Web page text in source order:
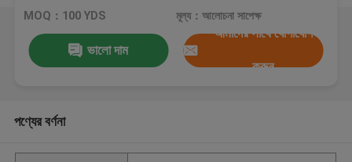
MOQ：100 YDS মূল্য：আলোচনা সাপেক্ষ
ভালো দাম
আমাদের সাথে যোগাযোগ
করুন
পণ্যের বর্ণনা